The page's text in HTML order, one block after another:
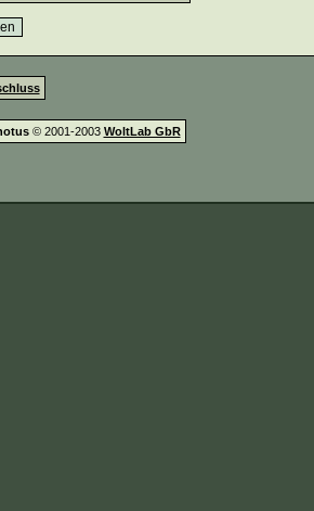
© 2001-2003 WoltLab GbR